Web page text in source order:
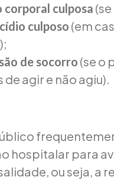
corporal culposa
culposo (em
de socorro (se o
agir e não agiu).
hospitalar para
ou seja, a